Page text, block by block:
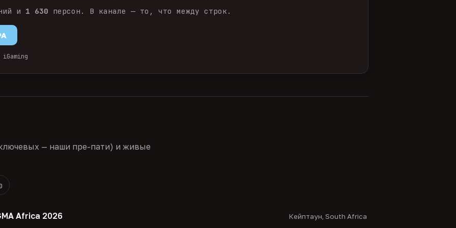
и 1 630 персон. В канале — то, что между строк.
— наши пре-пати) и живые
Africa 2026 Кейптаун, South Africa